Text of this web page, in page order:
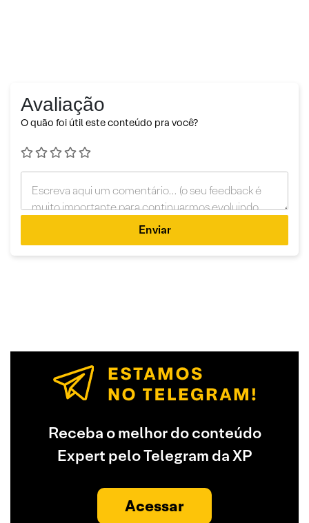
Avaliação
O quão foi útil este conteúdo pra você?
Enviar
Receba o melhor do conteúdo
Expert pelo Telegram da XP
Acessar